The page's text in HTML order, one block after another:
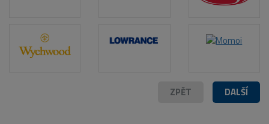
POPIS PRODUKTU
DALŠÍ
ZPĚT